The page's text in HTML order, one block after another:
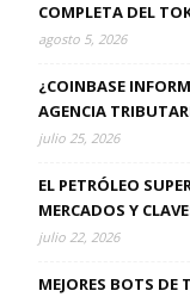
COMPLETA DEL
agosto 5, 2026
¿COINBASE
AGENCIA
julio 25, 2026
EL PETRÓLEO
MERCADOS Y
julio 22, 2026
MEJORES BOTS DE